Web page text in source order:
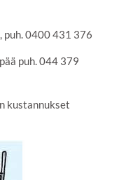
puh. 0400 431 376
puh. 044 379
kustannukset